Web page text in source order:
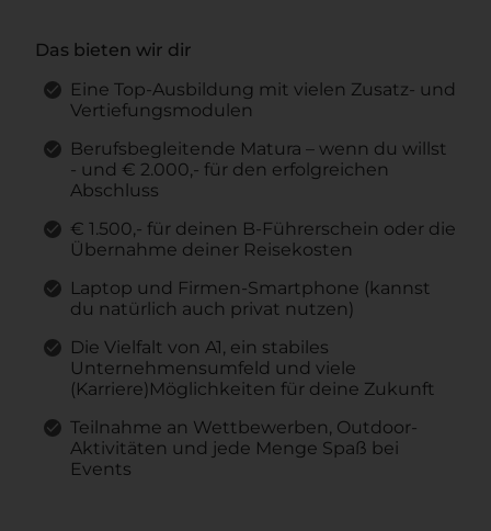
Das bieten wir dir
Eine Top-Ausbildung mit vielen Zusatz- und
Vertiefungsmodulen
Berufsbegleitende Matura – wenn du willst
- und € 2.000,- für den erfolgreichen
Abschluss
€ 1.500,- für deinen B-Führerschein oder die
Übernahme deiner Reisekosten
Laptop und Firmen-Smartphone (kannst
du natürlich auch privat nutzen)
Die Vielfalt von A1, ein stabiles
Unternehmensumfeld und viele
(Karriere)Möglichkeiten für deine Zukunft
Teilnahme an Wettbewerben, Outdoor-
Aktivitäten und jede Menge Spaß bei
Events